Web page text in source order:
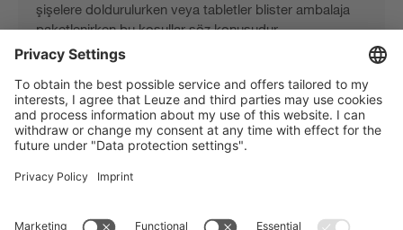
şişelere doldurulurken veya tabletler blister ambalaja
paketlenirken bu koşullar söz konusudur.
Daha fazla bilgi